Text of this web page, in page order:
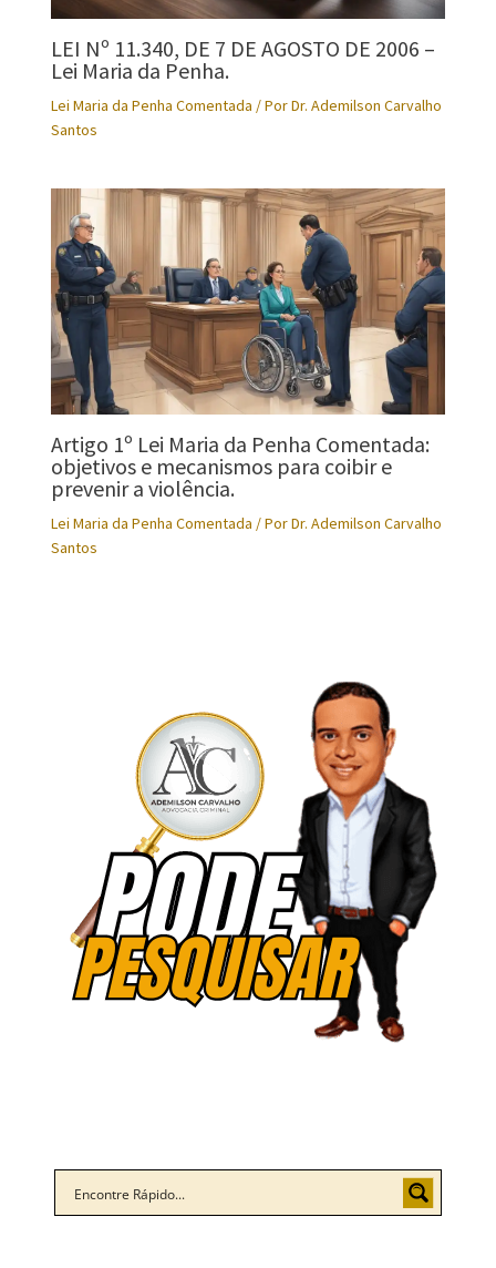
LEI Nº 11.340, DE 7 DE AGOSTO DE 2006 –
Lei Maria da Penha.
Lei Maria da Penha Comentada / PorDr. Ademilson Carvalho
Santos
Artigo 1º Lei Maria da Penha Comentada:
objetivos e mecanismos para coibir e
prevenir a violência.
Lei Maria da Penha Comentada / PorDr. Ademilson Carvalho
Santos